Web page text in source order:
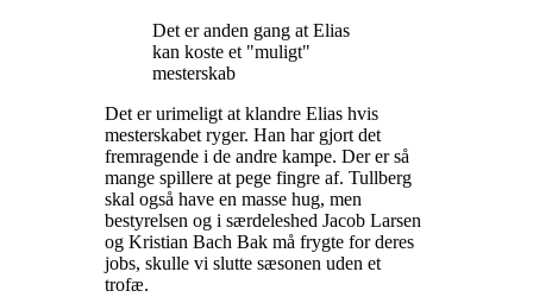
Det er anden gang at Elias
kan koste et "muligt"
mesterskab
Det er urimeligt at klandre Elias hvis
mesterskabet ryger. Han har gjort det
fremragende i de andre kampe. Der er så
mange spillere at pege fingre af. Tullberg
skal også have en masse hug, men
bestyrelsen og i særdeleshed Jacob Larsen
og Kristian Bach Bak må frygte for deres
jobs, skulle vi slutte sæsonen uden et
trofæ.